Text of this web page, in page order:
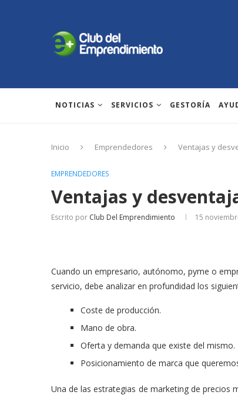
NOTICIAS SERVICIOS GESTORÍA
Inicio Emprendedores Ventajas y
EMPRENDEDORES
Ventajas y
Escrito por Club Del Emprendimiento 15
Cuando un empresario, autónomo, pyme o
servicio, debe analizar en profundidad los
Coste de producción.
Mano de obra.
Oferta y demanda que existe del mismo.
Posicionamiento de marca que
Una de las estrategias de marketing de precios